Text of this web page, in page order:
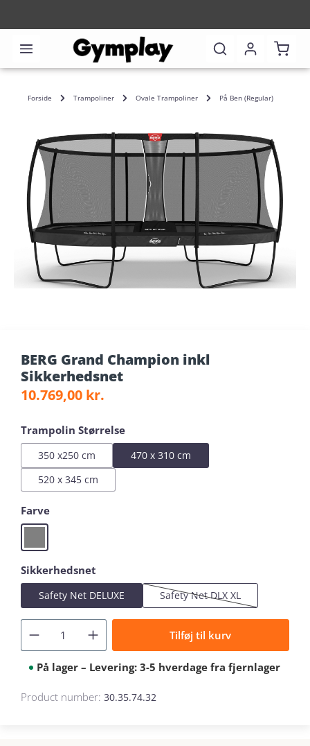
Forside Trampoliner Ovale Trampoliner På Ben (Regular)
Skip image gallery
BERG Grand Champion inkl
Sikkerhedsnet
Regular price:
10.769,00 kr.
Select
Trampolin Størrelse
350 x250 cm
470 x 310 cm
520 x 345 cm
Select
Farve
Grey
Select
Sikkerhedsnet
Safety Net DELUXE Safety Net DLX XL
(This option is currently
Tilføj til kurv
På lager – Levering: 3-5 hverdage fra fjernlager
Product number: 30.35.74.32